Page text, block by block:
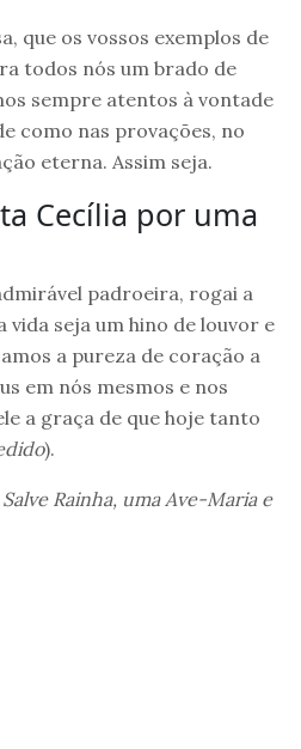
que os vossos exemplos de
todos nós um brado de
sempre atentos à vontade
como nas provações, no
eterna. Assim seja.
Cecília por uma
padroeira, rogai a
vida seja um hino de louvor e
a pureza de coração a
em nós mesmos e nos
a graça de que hoje tanto
).
Rainha, uma Ave-Maria e